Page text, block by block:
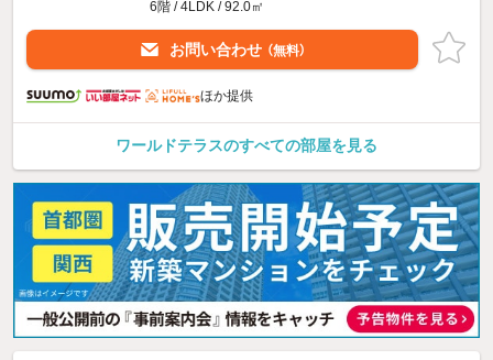
6階 / 4LDK / 92.0㎡
お問い合わせ （無料）
ほか提供
ワールドテラスのすべての部屋を見る